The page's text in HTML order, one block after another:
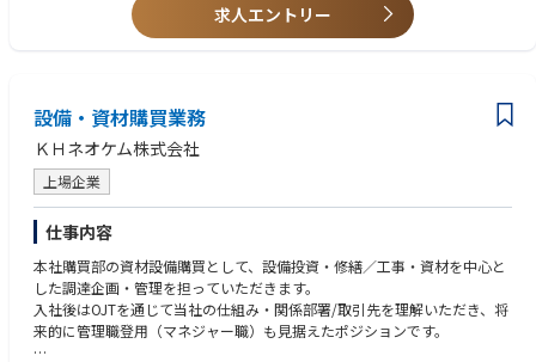
TDKは、世界30以上の国・地域に250カ所を超える拠点を展開していま
将来に向けて大きな成長が見込まれる自動車、ICT、産業機器・エネルギ
ーの3市場を重点市場と位置づけており、各種製品の提供を通じて3市場の
さらなる拡大に貢献しているほか、ますます高度化する市場ニーズに応え
ていくため、スピード感をもって設備投資や研究開発、M&Aなどの成長投
資を行っています。
■参考URL
オフィス紹介
https://www.tdk.com/ja/careers/graduates/office/
社員紹介
https://www.tdk.com/ja/careers/experience/interview.html
求人エントリー
設備・資材購買業務
ＫＨネオケム株式会社
上場企業
仕事内容
本社購買部の資材設備購買として、設備投資・修繕／工事・資材を中心と
した調達企画・管理を担っていただきます。
入社後はOJTを通じて当社の仕組み・関係部署/取引先を理解いただき、将
来的に管理職登用（マネジャー職）も見据えたポジションです。